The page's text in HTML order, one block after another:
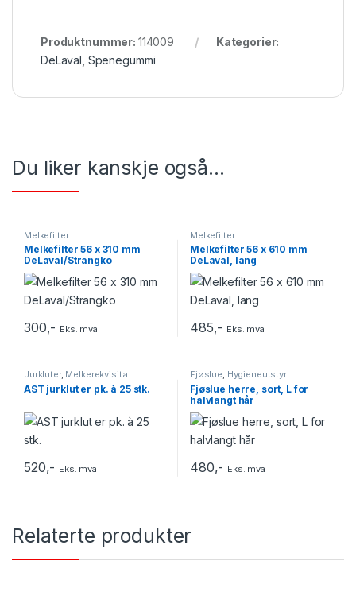
Produktnummer: 114009
Kategorier:
DeLaval Spenegummi
Du liker kanskje også…
Melkefilter
Melkefilter 56 x 310 mm
DeLaval/Strangko
300,- Eks. mva
Melkefilter
Melkefilter 56 x 610 mm
DeLaval, lang
485,- Eks. mva
Jurkluter, Melkerekvisita
AST jurklut er pk. à 25 stk.
520,- Eks. mva
Fjøslue, Hygieneutstyr
Fjøslue herre, sort, L for
halvlangt hår
480,- Eks. mva
Relaterte produkter